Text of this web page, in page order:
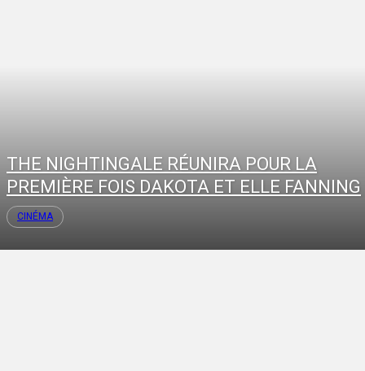
THE NIGHTINGALE RÉUNIRA POUR LA
PREMIÈRE FOIS DAKOTA ET ELLE FANNING
CINÉMA